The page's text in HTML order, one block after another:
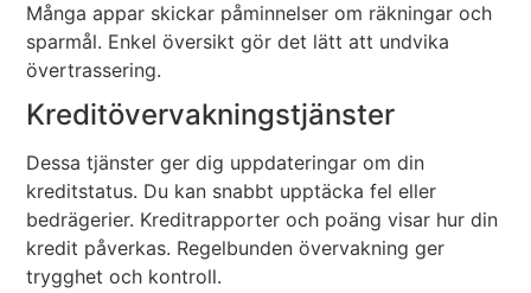
Många appar skickar påminnelser om räkningar och
sparmål. Enkel översikt gör det lätt att undvika
övertrassering.
Kreditövervakningstjänster
Dessa tjänster ger dig uppdateringar om din
kreditstatus. Du kan snabbt upptäcka fel eller
bedrägerier. Kreditrapporter och poäng visar hur din
kredit påverkas. Regelbunden övervakning ger
trygghet och kontroll.